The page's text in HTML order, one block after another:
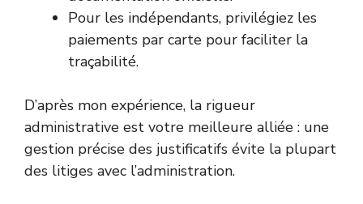
Pour les indépendants, privilégiez les
paiements par carte pour faciliter la
traçabilité.
D’après mon expérience, la rigueur
administrative est votre meilleure alliée : une
gestion précise des justificatifs évite la plupart
des litiges avec l’administration.